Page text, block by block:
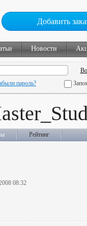
Добавить
Новости
пароль?
Рейтинг
08:32